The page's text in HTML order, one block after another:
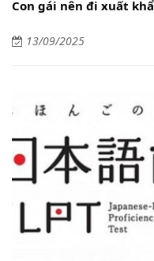
Con gái nên đi xuất
13/09/2025